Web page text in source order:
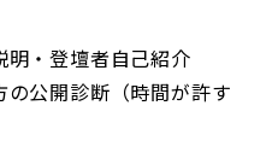
・登壇者自己紹介
公開診断（時間が許す